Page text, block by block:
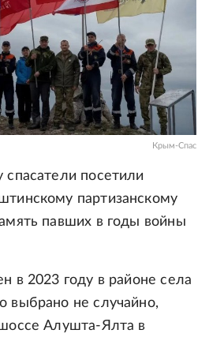
Крым-Спас
спасатели посетили
партизанскому
павших в годы войны
в 2023 году в районе села
выбрано не случайно,
Алушта-Ялта в